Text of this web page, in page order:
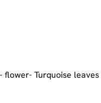
Turquoise